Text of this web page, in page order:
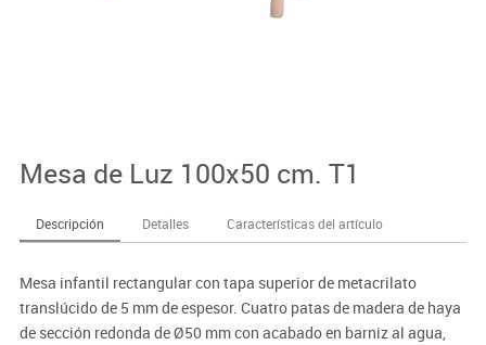
Mesa de Luz 100x50 cm. T1
Descripción Detalles Características del artículo
Mesa infantil rectangular con tapa superior de metacrilato
translúcido de 5 mm de espesor. Cuatro patas de madera de haya
de sección redonda de Ø50 mm con acabado en barniz al agua,